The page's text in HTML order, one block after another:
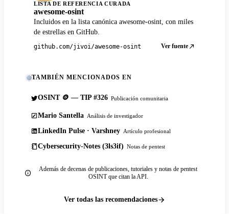
LISTA DE REFERENCIA CURADA
awesome-osint
Incluidos en la lista canónica awesome-osint, con miles
de estrellas en GitHub.
github.com/jivoi/awesome-osint Ver fuente
TAMBIÉN MENCIONADOS EN
OSINT 🪙 — TIP #326 Publicación comunitaria
Mario Santella Análisis de investigador
LinkedIn Pulse · Varshney Artículo profesional
Cybersecurity-Notes (3ls3if) Notas de pentest
Además de decenas de publicaciones, tutoriales y notas de pentest
OSINT que citan la API.
Ver todas las recomendaciones